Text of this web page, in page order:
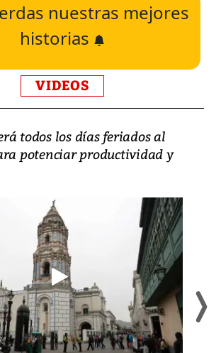
nuestras mejores
historias
VIDEOS
todos los días feriados al
potenciar productividad y